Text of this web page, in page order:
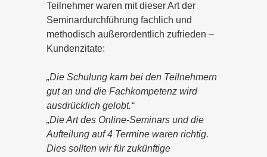
Teilnehmer waren mit dieser Art der
Seminardurchführung fachlich und
methodisch außerordentlich zufrieden –
Kundenzitate:
„Die Schulung kam bei den Teilnehmern
gut an und die Fachkompetenz wird
ausdrücklich gelobt.“
„Die Art des Online-Seminars und die
Aufteilung auf 4 Termine waren richtig.
Dies sollten wir für zukünftige